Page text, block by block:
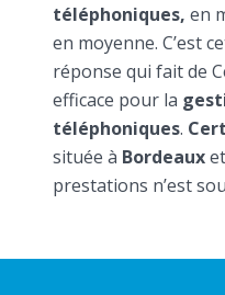
téléphoniques, en
en moyenne. C’est
réponse qui fait de
efficace pour la
téléphoniques.
située à Bordeaux
prestations n’est